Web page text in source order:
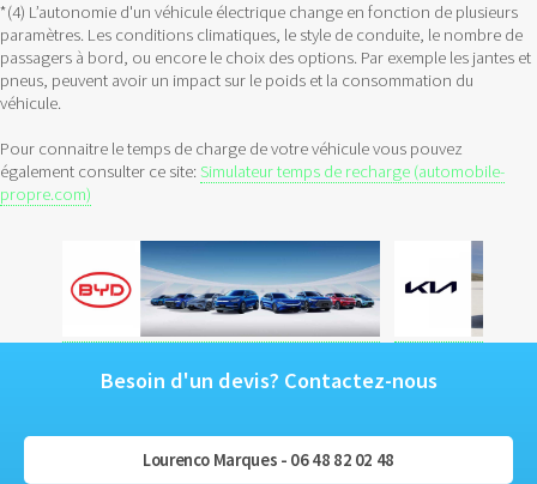
*(4) L’autonomie d'un véhicule électrique change en fonction de plusieurs
paramètres. Les conditions climatiques, le style de conduite, le nombre de
passagers à bord, ou encore le choix des options. Par exemple les jantes et
pneus, peuvent avoir un impact sur le poids et la consommation du
véhicule.
Pour connaitre le temps de charge de votre véhicule vous pouvez
également consulter ce site: Simulateur temps de recharge (automobile-
propre.com)
Besoin d'un devis? Contactez-nous
Lourenco Marques - 06 48 82 02 48